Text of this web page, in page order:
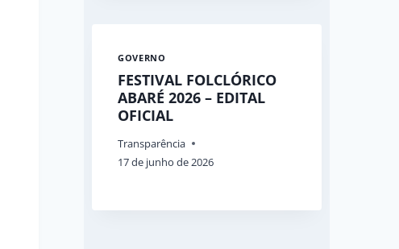
GOVERNO
FESTIVAL FOLCLÓRICO
ABARÉ 2026 – EDITAL
OFICIAL
Transparência
17 de junho de 2026